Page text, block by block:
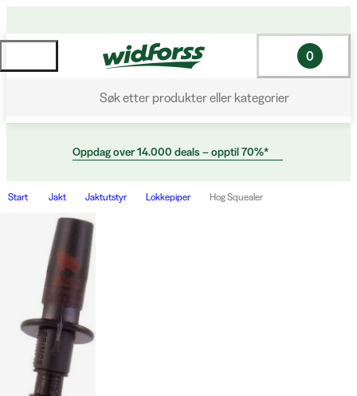
Søk etter produkter eller kategorier
0
Oppdag over 14.000 deals – opptil 70%*
Start Jakt Jaktutstyr Lokkepiper Hog Squealer